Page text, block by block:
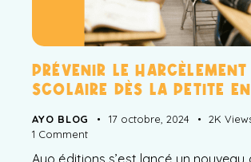
PRÉVENIR LE HARCÈLEMENT
SCOLAIRE DÈS LA PETITE
AYO BLOG 17 octobre, 2024 2K
1 Comment